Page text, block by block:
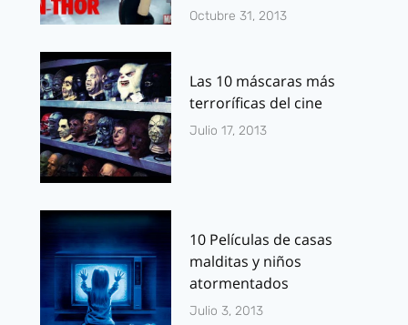
Octubre 31, 2013
Las 10 máscaras más
terroríficas del cine
Julio 17, 2013
10 Películas de casas
malditas y niños
atormentados
Julio 3, 2013